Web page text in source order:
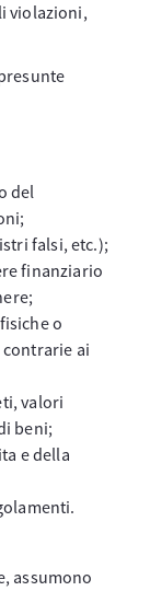
violazioni,
del
falsi, etc.);
finanziario
o
ai
valori
beni;
e della
assumono